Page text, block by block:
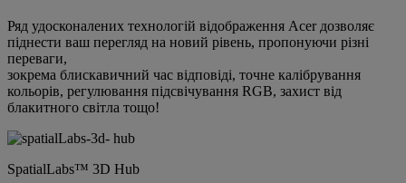
Ряд удосконалених технологій відображення Acer дозволяє
піднести ваш перегляд на новий рівень, пропонуючи різні
переваги,
зокрема блискавичний час відповіді, точне калібрування
кольорів, регулювання підсвічування RGB, захист від
блакитного світла тощо!
SpatialLabs™ 3D Hub